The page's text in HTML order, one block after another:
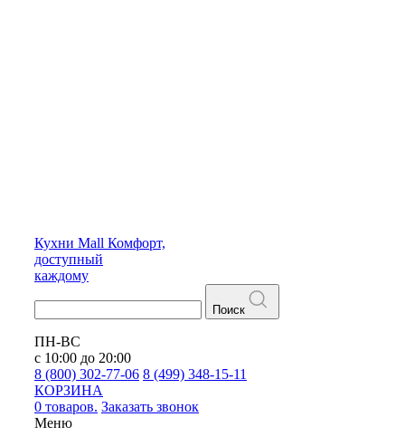
Кухни Mall Комфорт,
доступный
каждому
Поиск
ПН-ВС
с 10:00 до 20:00
8 (800) 302-77-06 8 (499) 348-15-11
КОРЗИНА
0 товаров. Заказать звонок
Меню